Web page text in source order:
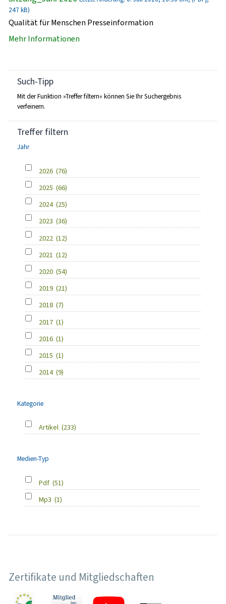
247 kB)
Qualität für Menschen Presseinformation
Mehr Informationen
Such-Tipp
Mit der Funktion »Treffer filtern« können Sie Ihr Suchergebnis
verfeinern.
Treffer filtern
Jahr
2026 (76)
2025 (66)
2024 (25)
2023 (36)
2022 (12)
2021 (12)
2020 (54)
2019 (21)
2018 (7)
2017 (1)
2016 (1)
2015 (1)
2014 (9)
Kategorie
Artikel (233)
Medien-Typ
Pdf (51)
Mp3 (1)
Zertifikate und Mitgliedschaften